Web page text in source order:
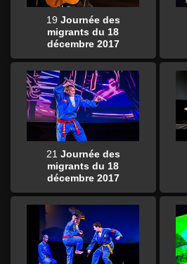
19 Journée des
migrants du 18
décembre 2017
21 Journée des
migrants du 18
décembre 2017